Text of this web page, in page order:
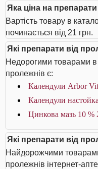
Яка ціна на
Вартість товару в
починається від 21 грн.
Які препарати від
Недорогими товарами в
пролежнів є:
Календули Arbor
Календули
Цинкова мазь 10 %
Які препарати від
Найдорожчими товарами
пролежнів інтернет-